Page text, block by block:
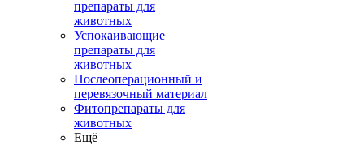
препараты для
животных
Успокаивающие
препараты для
животных
Послеоперационный и
перевязочный материал
Фитопрепараты для
животных
Ещё